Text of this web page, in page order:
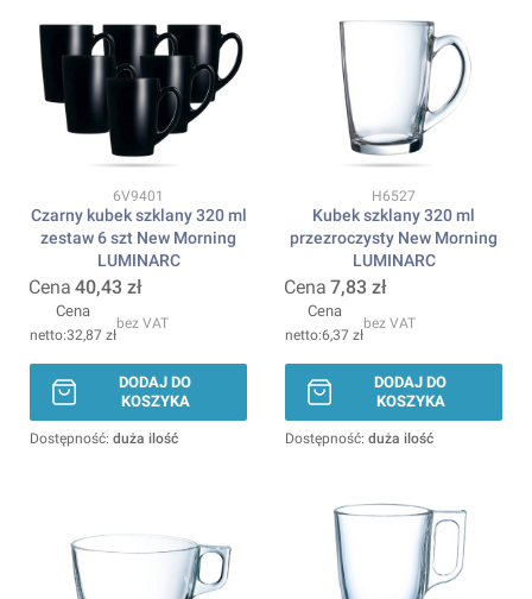
Kod produktu
6V9401
Czarny kubek szklany 320 ml
zestaw 6 szt New Morning
LUMINARC
Cena 40,43 zł
Cena
32,87 zł
bez VAT
DODAJ DO
KOSZYKA
Dostępność: duża ilość
Kod produktu
H6527
Kubek szklany 320 ml
przezroczysty New Morning
LUMINARC
Cena 7,83 zł
Cena
6,37 zł
bez VAT
DODAJ DO
KOSZYKA
Dostępność: duża ilość